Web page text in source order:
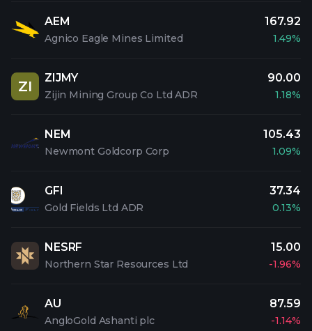
AEM
Agnico Eagle Mines Limited
167.92
1.49%
ZI
ZIJMY
Zijin Mining Group Co Ltd ADR
90.00
1.18%
NEM
Newmont Goldcorp Corp
105.43
1.09%
GFI
Gold Fields Ltd ADR
37.34
0.13%
NESRF
Northern Star Resources Ltd
15.00
-1.96%
AU
AngloGold Ashanti plc
87.59
-1.14%